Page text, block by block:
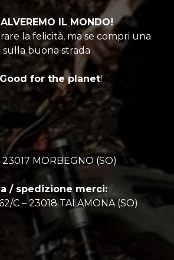
IL MONDO!
la felicità, ma se compri una
sulla buona strada
Good for the planet!
23017 MORBEGNO (SO)
/ spedizione merci:
C – 23018 TALAMONA (SO)